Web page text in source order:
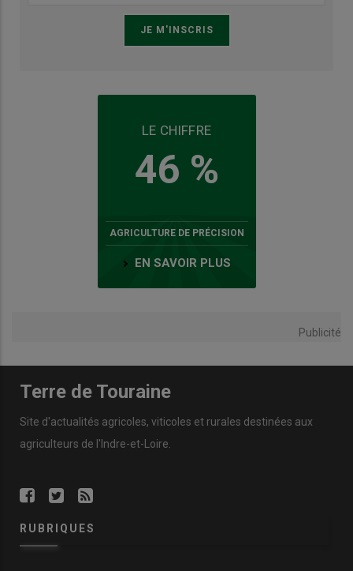
LE CHIFFRE
46 %
AGRICULTURE DE PRÉCISION
EN SAVOIR PLUS
Publicité
Terre de Touraine
Site d'actualités agricoles, viticoles et rurales destinées aux
agriculteurs de l'Indre-et-Loire.
RUBRIQUES